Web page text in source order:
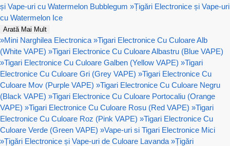
și Vape-uri cu Watermelon Bubblegum »Țigări Electronice și Vape-uri
cu Watermelon Ice
Arată Mai Mult
»Mini Narghilea Electronica »Tigari Electronice Cu Culoare Alb
(White VAPE) »Tigari Electronice Cu Culoare Albastru (Blue VAPE)
»Tigari Electronice Cu Culoare Galben (Yellow VAPE) »Tigari
Electronice Cu Culoare Gri (Grey VAPE) »Tigari Electronice Cu
Culoare Mov (Purple VAPE) »Tigari Electronice Cu Culoare Negru
(Black VAPE) »Tigari Electronice Cu Culoare Portocaliu (Orange
VAPE) »Tigari Electronice Cu Culoare Rosu (Red VAPE) »Tigari
Electronice Cu Culoare Roz (Pink VAPE) »Tigari Electronice Cu
Culoare Verde (Green VAPE) »Vape-uri si Tigari Electronice Mici
»Țigări Electronice și Vape-uri de Culoare Lavanda »Țigări